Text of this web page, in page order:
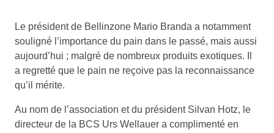
Le président de Bellinzone Mario Branda a notamment
souligné l’importance du pain dans le passé, mais aussi
aujourd’hui ; malgré de nombreux produits exotiques. Il
a regretté que le pain ne reçoive pas la reconnaissance
qu’il mérite.
Au nom de l’association et du président Silvan Hotz, le
directeur de la BCS Urs Wellauer a complimenté en